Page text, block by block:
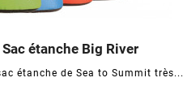
Sac étanche Big River
étanche de Sea to Summit très...
   